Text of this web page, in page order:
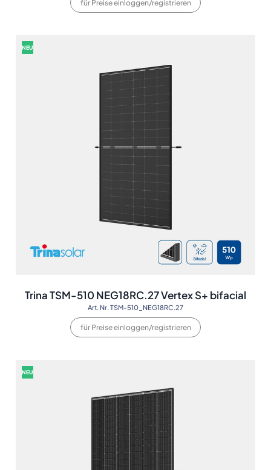
für Preise einloggen/registrieren
NEU
Trina TSM-510 NEG18RC.27 Vertex S+ bifacial
Art. Nr. TSM-510_NEG18RC.27
für Preise einloggen/registrieren
NEU